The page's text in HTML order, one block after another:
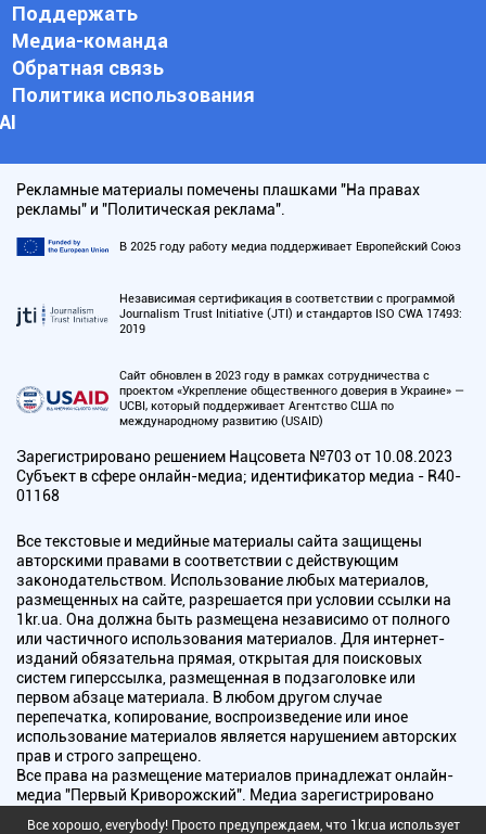
Поддержать
Медиа-команда
Обратная связь
Политика использования
АI
Рекламные материалы помечены плашками "На правах
рекламы" и "Политическая реклама".
В 2025 году работу медиа поддерживает Европейский Союз
Независимая сертификация в соответствии с программой
Journalism Trust Initiative (JTI) и стандартов ISO CWA 17493:
2019
Сайт обновлен в 2023 году в рамках сотрудничества с
проектом «Укрепление общественного доверия в Украине» —
UCBI, который поддерживает Агентство США по
международному развитию (USAID)
Зарегистрировано решением Нацсовета №703 от 10.08.2023
Субъект в сфере онлайн-медиа; идентификатор медиа - R40-
01168
Все текстовые и медийные материалы сайта защищены
авторскими правами в соответствии с действующим
законодательством. Использование любых материалов,
размещенных на сайте, разрешается при условии ссылки на
1kr.ua. Она должна быть размещена независимо от полного
или частичного использования материалов. Для интернет-
изданий обязательна прямая, открытая для поисковых
систем гиперссылка, размещенная в подзаголовке или
первом абзаце материала. В любом другом случае
перепечатка, копирование, воспроизведение или иное
использование материалов является нарушением авторских
прав и строго запрещено.
Все права на размещение материалов принадлежат онлайн-
медиа "Первый Криворожский". Медиа зарегистрировано
Национальным советом Украины по вопросам телевидения и
Все хорошо, everybody! Просто предупреждаем, что 1kr.ua использует